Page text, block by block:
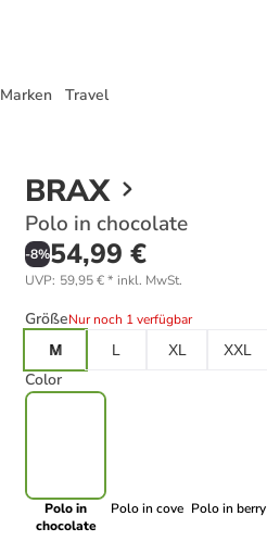
Marken Travel
BRAX
Polo in chocolate
-8%54,99 €
UVP: 59,95 €* inkl. MwSt.
GrößeNur noch 1 verfügbar
M
L XL XXL
Color
Polo in
chocolate
Polo in cove Polo in berry